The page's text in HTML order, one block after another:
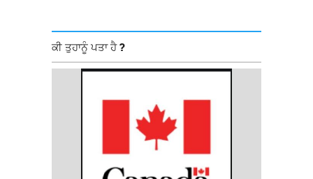
ਕੀ ਤੁਹਾਨੂੰ ਪਤਾ ਹੈ ?